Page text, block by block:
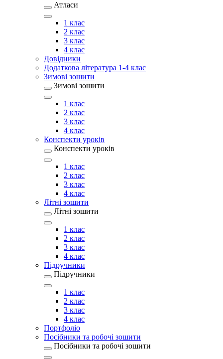
Атласи
1 клас
2 клас
3 клас
4 клас
Довідники
Додаткова література 1-4 клас
Зимові зошити
Зимові зошити
1 клас
2 клас
3 клас
4 клас
Конспекти уроків
Конспекти уроків
1 клас
2 клас
3 клас
4 клас
Літні зошити
Літні зошити
1 клас
2 клас
3 клас
4 клас
Підручники
Підручники
1 клас
2 клас
3 клас
4 клас
Портфоліо
Посібники та робочі зошити
Посібники та робочі зошити